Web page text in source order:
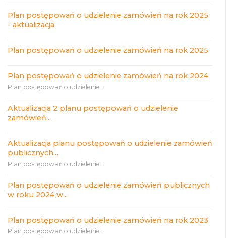
Plan postępowań o udzielenie zamówień na rok 2025
- aktualizacja
Plan postępowań o udzielenie zamówień na rok 2025
Plan postępowań o udzielenie zamówień na rok 2024
Plan postępowań o udzielenie...
Aktualizacja 2 planu postępowań o udzielenie
zamówień...
Aktualizacja planu postępowań o udzielenie zamówień
publicznych...
Plan postępowań o udzielenie...
Plan postępowań o udzielenie zamówień publicznych
w roku 2024 w...
Plan postępowań o udzielenie zamówień na rok 2023
Plan postępowań o udzielenie...